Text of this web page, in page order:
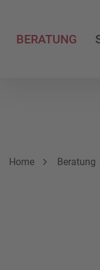
BERATUNG
Sie befinden sich hier:
Home Beratung